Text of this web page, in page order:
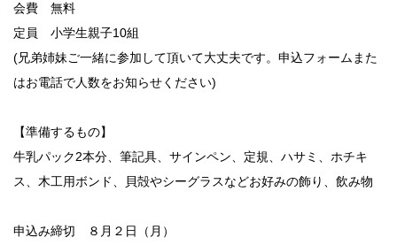
会費 無料
定員 小学生親子10組
(兄弟姉妹ご一緒に参加して頂いて大丈夫です。申込フォームまた
はお電話で人数をお知らせください)
【準備するもの】
牛乳パック2本分、筆記具、サインペン、定規、ハサミ、ホチキ
ス、木工用ボンド、貝殻やシーグラスなどお好みの飾り、飲み物
申込み締切 ８月２日（月）